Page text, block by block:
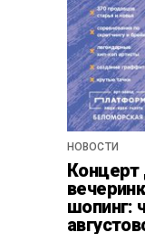
НОВОСТИ
Концерт
шопинг: